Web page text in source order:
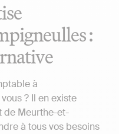
:
à
? Il en existe
de Meurthe-et-
à tous vos besoins